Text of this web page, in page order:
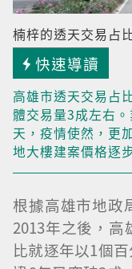
楠梓的透天交易占
快速導讀
高雄市透天交易占
體交易量3成左右
天，疫情使然，更
地大樓建案價格逐
根據高雄市地政
2013年之後，
比就逐年以1個